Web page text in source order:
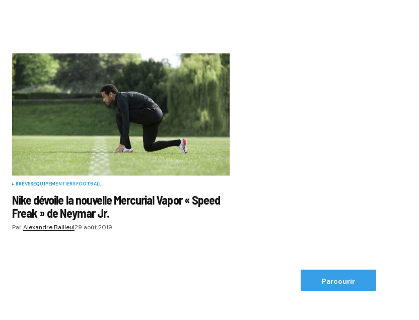
BRÈVESEQUIPEMENTIERSFOOTBALL
Nike dévoile la nouvelle Mercurial Vapor « Speed
Freak » de Neymar Jr.
ParAlexandre Bailleul29 août 2019
Parcourir